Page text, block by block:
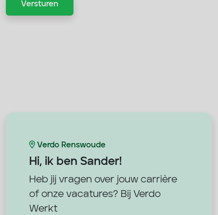
Versturen
Verdo Renswoude
Hi, ik ben Sander!
Heb jij vragen over jouw carrière
of onze vacatures? Bij Verdo
Werkt